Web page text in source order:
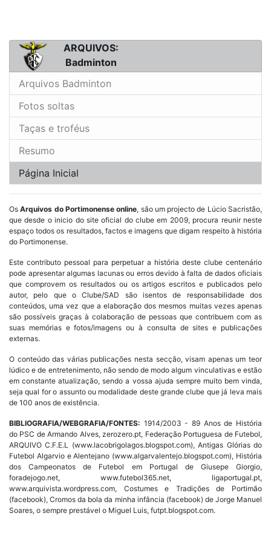
ARQUIVOS:
Badminton
Arquivos Badminton
Fotos soltas
Taças e troféus
Resumo
Página Inicial
OsArquivos do Portimonense online, são um projecto de Lúcio Sacristão,
que desde o inicio do site oficial do clube em 2009, procura reunir neste
espaço todos os resultados, factos e imagens que digam respeito à história
do Portimonense.
Este contributo pessoal para perpetuar a história deste clube centenário
pode apresentar algumas lacunas ou erros devido à falta de dados oficiais
que comprovem os resultados ou os artigos escritos e publicados pelo
autor, pelo que o Clube/SAD são isentos de responsabilidade dos
conteúdos, uma vez que a elaboração dos mesmos muitas vezes apenas
são possíveis graças à colaboração de pessoas que contribuem com as
suas memórias e fotos/imagens ou à consulta de sites e publicações
externas.
O conteúdo das várias publicações nesta secção, visam apenas um teor
lúdico e de entretenimento, não sendo de modo algum vinculativas e estão
em constante atualização, sendo a vossa ajuda sempre muito bem vinda,
seja qual for o assunto ou modalidade deste grande clube que já leva mais
de 100 anos de existência.
BIBLIOGRAFIA/WEBGRAFIA/FONTES: 1914/2003 - 89 Anos de História
do PSC de Armando Alves, zerozero.pt, Federação Portuguesa de Futebol,
ARQUIVO C.F.E.L (www.lacobrigolagos.blogspot.com), Antigas Glórias do
Futebol Algarvio e Alentejano (www.algarvalentejo.blogspot.com), História
dos Campeonatos de Futebol em Portugal de Giusepe Giorgio,
foradejogo.net, www.futebol365.net, ligaportugal.pt,
www.arquivista.wordpress.com, Costumes e Tradições de Portimão
(facebook), Cromos da bola da minha infância (facebook) de Jorge Manuel
Soares, o sempre prestável o Miguel Luis, futpt.blogspot.com.